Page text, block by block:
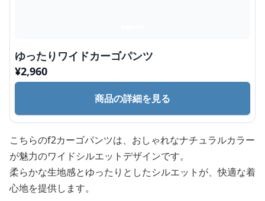
ゆったりワイドカーゴパンツ
¥2,960
商品の詳細を見る
こちらのf2カーゴパンツは、おしゃれなナチュラルカラー
が魅力のワイドシルエットデザインです。
柔らかな生地感とゆったりとしたシルエットが、快適な着
心地を提供します。